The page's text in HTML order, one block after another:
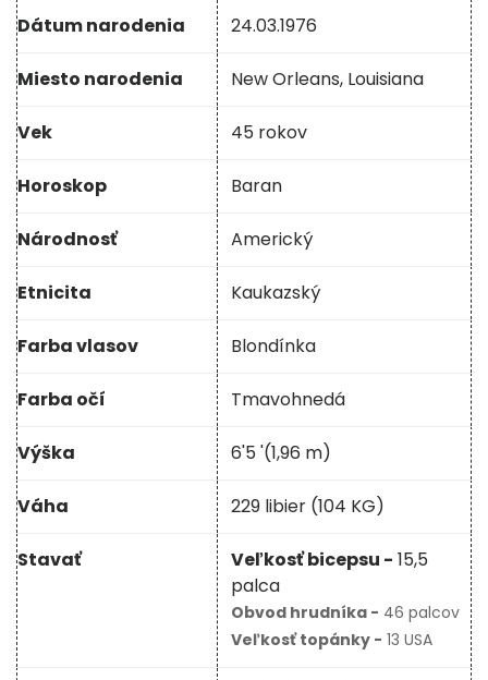
Dátum narodenia 24.03.1976
Miesto narodenia New Orleans, Louisiana
Vek 45 rokov
Horoskop Baran
Národnosť Americký
Etnicita Kaukazský
Farba vlasov Blondínka
Farba očí Tmavohnedá
Výška 6'5 '(1,96 m)
Váha 229 libier (104 KG)
Stavať Veľkosť bicepsu - 15,5
palca
Obvod hrudníka - 46 palcov
Veľkosť topánky - 13 USA